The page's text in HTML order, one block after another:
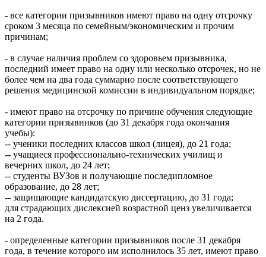
- все категории призывников имеют право на одну отсрочку
сроком 3 месяца по семейным/экономическим и прочим
причинам;
- в случае наличия проблем со здоровьем призывника,
последний имеет право на одну или несколько отсрочек, но не
более чем на два года суммарно после соответствующего
решения медицинской комиссии в индивидуальном порядке;
- имеют право на отсрочку по причине обучения следующие
категории призывников (до 31 декабря года окончания
учебы):
-- ученики последних классов школ (лицея), до 21 года;
-- учащиеся профессионально-технических училищ и
вечерних школ, до 24 лет;
-- студенты ВУЗов и получающие последипломное
образование, до 28 лет;
-- защищающие кандидатскую диссертацию, до 31 года;
для страдающих дислексией возрастной ценз увеличивается
на 2 года.
- определенные категории призывников после 31 декабря
года, в течение которого им исполнилось 35 лет, имеют право